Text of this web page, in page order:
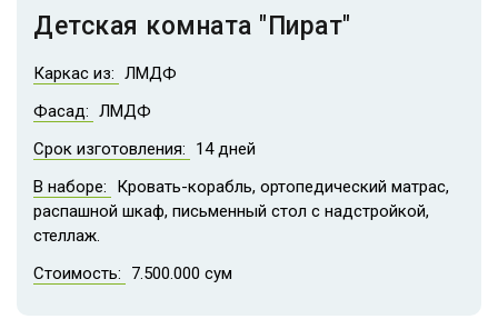
Детская комната "Пират"
Каркас из: ЛМДФ
Фасад: ЛМДФ
Срок изготовления:
14 дней
В наборе:
Кровать-корабль, ортопедический матрас,
распашной шкаф, письменный стол с надстройкой,
стеллаж.
Стоимость:
7.500.000 сум